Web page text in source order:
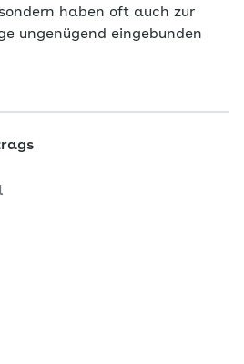
haben oft auch zur
ungenügend eingebunden